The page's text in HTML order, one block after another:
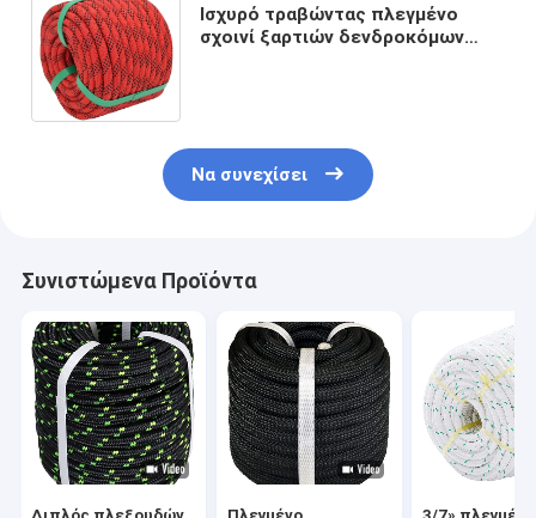
Ισχυρό τραβώντας πλεγμένο
σχοινί ξαρτιών δενδροκόμων
Να συνεχίσει
Συνιστώμενα Προϊόντα